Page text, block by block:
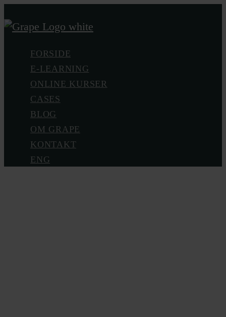
to
contentFORSIDE
E-LEARNING
ONLINE KURSER
CASES
BLOG
OM GRAPE
KONTAKT
ENG